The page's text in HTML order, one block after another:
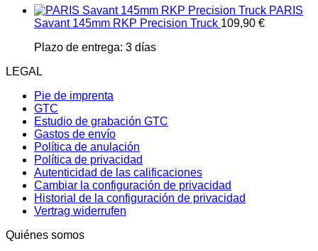
PARIS
Savant 145mm RKP Precision Truck 109,90 €
Plazo de entrega: 3 días
LEGAL
Pie de imprenta
GTC
Estudio de grabación GTC
Gastos de envío
Política de anulación
Política de privacidad
Autenticidad de las calificaciones
Cambiar la configuración de privacidad
Historial de la configuración de privacidad
Vertrag widerrufen
Quiénes somos